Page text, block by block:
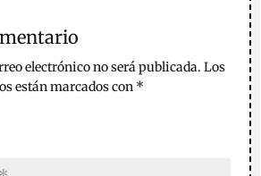
electrónico no será publicada. Los
están marcados con *